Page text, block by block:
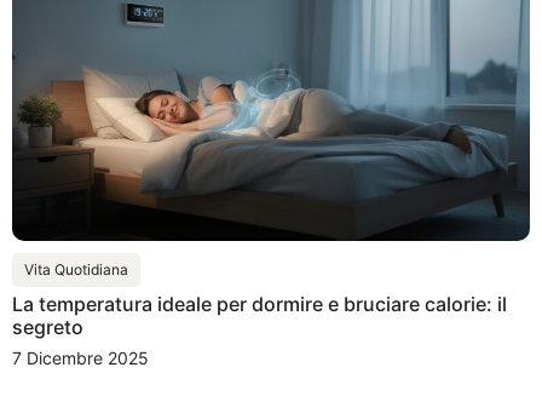
Vita Quotidiana
La temperatura ideale per dormire e bruciare calorie: il
segreto
7 Dicembre 2025